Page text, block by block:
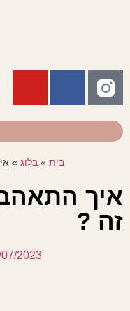
בית »בלוג »
איך
זה ?
2023